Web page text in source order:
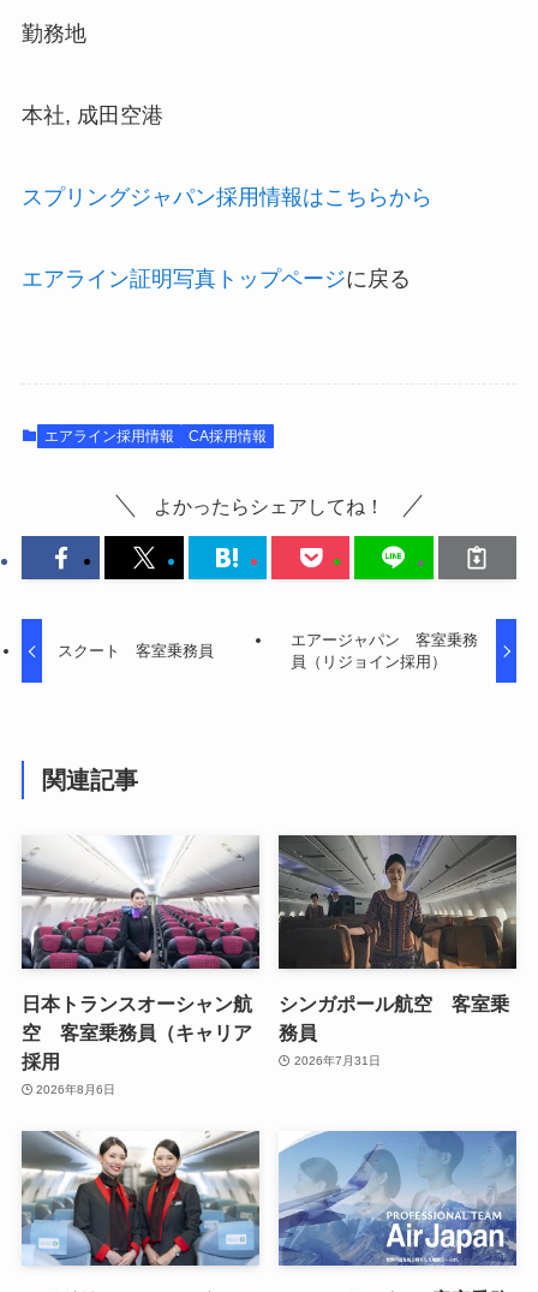
勤務地
本社, 成田空港
スプリングジャパン採用情報はこちらから
エアライン証明写真トップページに戻る
エアライン採用情報 CA採用情報
よかったらシェアしてね！
スクート 客室乗務員
エアージャパン 客室乗務
員（リジョイン採用）
関連記事
日本トランスオーシャン航
空 客室乗務員（キャリア
採用
2026年8月6日
シンガポール航空 客室乗
務員
2026年7月31日